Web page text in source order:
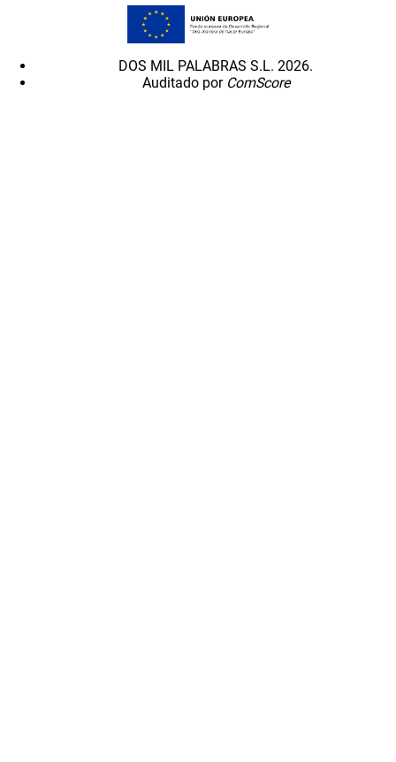
DOS MIL PALABRAS S.L. 2026.
Auditado por ComScore